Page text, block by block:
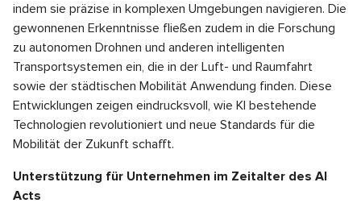
indem sie präzise in komplexen Umgebungen navigieren. Die
gewonnenen Erkenntnisse fließen zudem in die Forschung
zu autonomen Drohnen und anderen intelligenten
Transportsystemen ein, die in der Luft- und Raumfahrt
sowie der städtischen Mobilität Anwendung finden. Diese
Entwicklungen zeigen eindrucksvoll, wie KI bestehende
Technologien revolutioniert und neue Standards für die
Mobilität der Zukunft schafft.
Unterstützung für Unternehmen im Zeitalter des AI
Acts